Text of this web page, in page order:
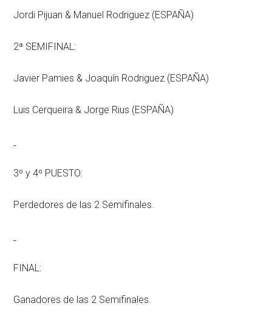
Jordi Pijuan & Manuel Rodriguez (ESPAÑA)
2ª SEMIFINAL:
Javier Pamies & Joaquín Rodriguez (ESPAÑA)
Luis Cerqueira & Jorge Rius (ESPAÑA)
3º y 4º PUESTO:
Perdedores de las 2 Semifinales.
FINAL:
Ganadores de las 2 Semifinales.